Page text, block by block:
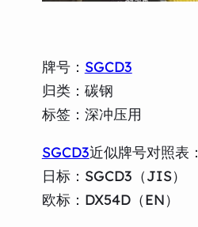
牌号： SGCD3
归类：碳钢
标签：深冲压用
SGCD3近似牌号对照表：
日标：SGCD3（JIS）
欧标：DX54D（EN）